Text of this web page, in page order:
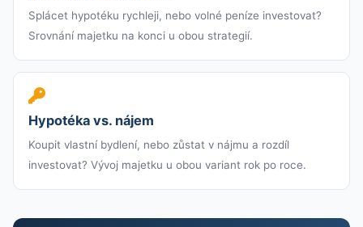
Splácet hypotéku rychleji, nebo volné peníze investovat?
Srovnání majetku na konci u obou strategií.
Hypotéka vs. nájem
Koupit vlastní bydlení, nebo zůstat v nájmu a rozdíl
investovat? Vývoj majetku u obou variant rok po roce.